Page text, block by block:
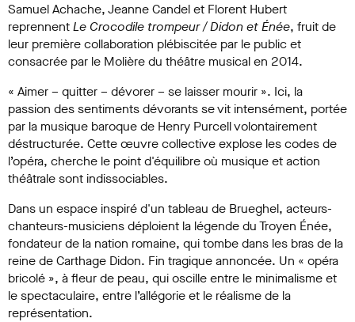
Samuel Achache, Jeanne Candel et Florent Hubert
reprennentLe Crocodile trompeur / Didon et Énée, fruit de
leur première collaboration plébiscitée par le public et
consacrée par le Molière du théâtre musical en 2014.
« Aimer – quitter – dévorer – se laisser mourir ». Ici, la
passion des sentiments dévorants se vit intensément, portée
par la musique baroque de Henry Purcell volontairement
déstructurée. Cette œuvre collective explose les codes de
l’opéra, cherche le point d'équilibre où musique et action
théâtrale sont indissociables.
Dans un espace inspiré d'un tableau de Brueghel, acteurs-
chanteurs-musiciens déploient la légende du Troyen Énée,
fondateur de la nation romaine, qui tombe dans les bras de la
reine de Carthage Didon. Fin tragique annoncée. Un « opéra
bricolé », à fleur de peau, qui oscille entre le minimalisme et
le spectaculaire, entre l’allégorie et le réalisme de la
représentation.